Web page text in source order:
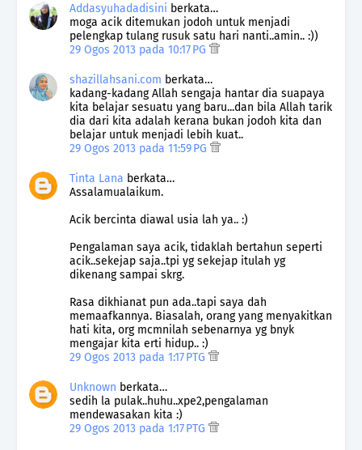
Addasyuhadadisini berkata…
moga acik ditemukan jodoh untuk menjadi
pelengkap tulang rusuk satu hari nanti..amin.. :))
29 Ogos 2013 pada 10:17 PG
shazillahsani.com berkata…
kadang-kadang Allah sengaja hantar dia suapaya
kita belajar sesuatu yang baru...dan bila Allah tarik
dia dari kita adalah kerana bukan jodoh kita dan
belajar untuk menjadi lebih kuat..
29 Ogos 2013 pada 11:59 PG
Tinta Lana berkata…
Assalamualaikum.
Acik bercinta diawal usia lah ya.. :)
Pengalaman saya acik, tidaklah bertahun seperti
acik..sekejap saja..tpi yg sekejap itulah yg
dikenang sampai skrg.
Rasa dikhianat pun ada..tapi saya dah
memaafkannya. Biasalah, orang yang menyakitkan
hati kita, org mcmnilah sebenarnya yg bnyk
mengajar kita erti hidup.. :)
29 Ogos 2013 pada 1:17 PTG
Unknown berkata…
sedih la pulak..huhu..xpe2,pengalaman
mendewasakan kita :)
29 Ogos 2013 pada 1:17 PTG